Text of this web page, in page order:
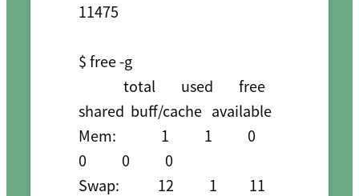
11475
$ free -g
shared  buff/cache   available
Mem:              1           1           0
0           0           0
Swap:            12           1          11